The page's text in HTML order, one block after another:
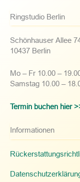
Ringstudio Berlin
Schönhauser Allee
10437 Berlin
Mo – Fr 10.00 –
Samstag 10.00 –
Termin buchen hier
Informationen